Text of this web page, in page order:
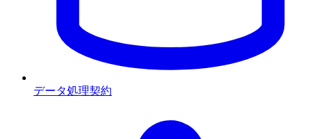
データ処理契約